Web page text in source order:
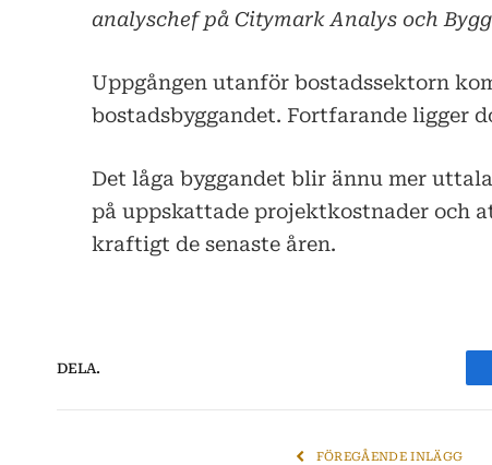
analyschef på Citymark Analys och
Uppgången utanför bostadssektorn
bostadsbyggandet. Fortfarande ligger
Det låga byggandet blir ännu mer
på uppskattade projektkostnader och
kraftigt de senaste åren.
DELA.
FÖREGÅENDE INLÄGG